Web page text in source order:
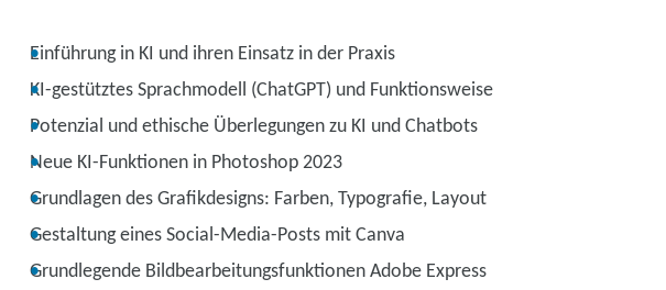
Einführung in KI und ihren Einsatz in der Praxis
KI-gestütztes Sprachmodell (ChatGPT) und Funktionsweise
Potenzial und ethische Überlegungen zu KI und Chatbots
Neue KI-Funktionen in Photoshop 2023
Grundlagen des Grafikdesigns: Farben, Typografie, Layout
Gestaltung eines Social-Media-Posts mit Canva
Grundlegende Bildbearbeitungsfunktionen Adobe Express